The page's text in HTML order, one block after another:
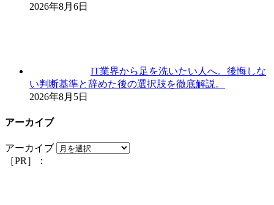
2026年8月6日
IT業界から足を洗いたい人へ。後悔しな
い判断基準と辞めた後の選択肢を徹底解説。
2026年8月5日
アーカイブ
アーカイブ
［PR］：